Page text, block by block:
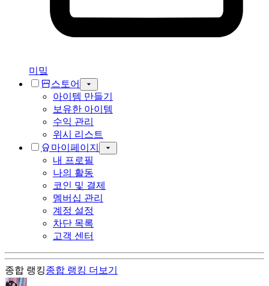
미밐
스토어
아이템 만들기
보유한 아이템
수익 관리
위시 리스트
마이페이지
내 프로필
나의 활동
코인 및 결제
멤버십 관리
계정 설정
차단 목록
고객 센터
종합 랭킹종합 랭킹 더보기